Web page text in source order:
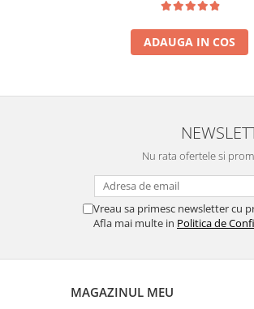
ADAUGA IN COS
Nu rata ofertele si
Vreau sa primesc newsletter cu
Afla mai multe in Politica de
MAGAZINUL MEU